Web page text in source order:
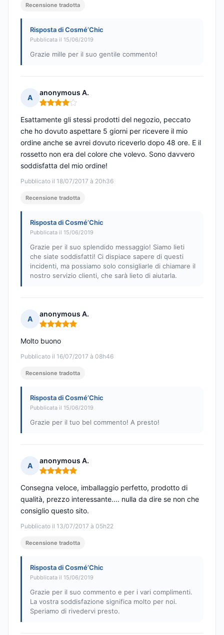
Recensione tradotta
Risposta di Cosmé’Chic
Pubblicata il 15/06/2019
Grazie mille per il suo gentile commento!
A
anonymous A.
Nota: 4 su 5
Pubblicato il 18/07/2017 à 20h36
Esattamente gli stessi prodotti del negozio, peccato
che ho dovuto aspettare 5 giorni per ricevere il mio
ordine anche se avrei dovuto riceverlo dopo 48 ore. E il
rossetto non era del colore che volevo. Sono davvero
soddisfatta del mio ordine!
Recensione tradotta
Risposta di Cosmé’Chic
Pubblicata il 15/06/2019
Grazie per il suo splendido messaggio! Siamo lieti
che siate soddisfatti! Ci dispiace sapere di questi
incidenti, ma possiamo solo consigliarle di chiamare il
nostro servizio clienti, che sarà lieto di aiutarla.
A
anonymous A.
Nota: 5 su 5
Pubblicato il 16/07/2017 à 08h46
Molto buono
Recensione tradotta
Risposta di Cosmé’Chic
Pubblicata il 15/06/2019
Grazie per il tuo bel commento! A presto!
A
anonymous A.
Nota: 5 su 5
Pubblicato il 13/07/2017 à 05h22
Consegna veloce, imballaggio perfetto, prodotto di
qualità, prezzo interessante.... nulla da dire se non che
consiglio questo sito.
Recensione tradotta
Risposta di Cosmé’Chic
Pubblicata il 15/06/2019
Grazie per il suo commento e per i vari complimenti.
La vostra soddisfazione significa molto per noi.
Speriamo di rivedervi presto.